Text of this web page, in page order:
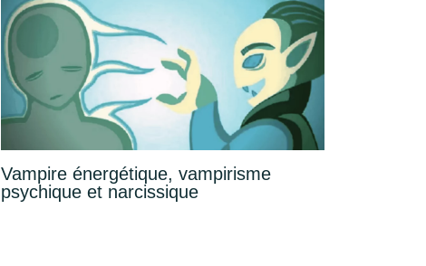
Vampire énergétique, vampirisme
psychique et narcissique